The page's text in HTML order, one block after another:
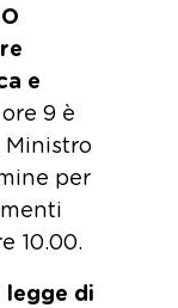
e
9 è
per
10.00.
legge di